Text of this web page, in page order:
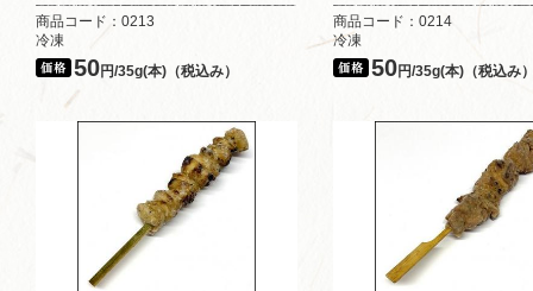
商品コード：0213
冷凍
50円/35g(本)（税込み）
商品コード：0214
冷凍
50円/35g(本)（税込み